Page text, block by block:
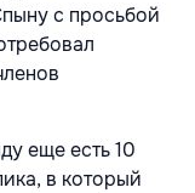
с просьбой
еще есть 10
в который